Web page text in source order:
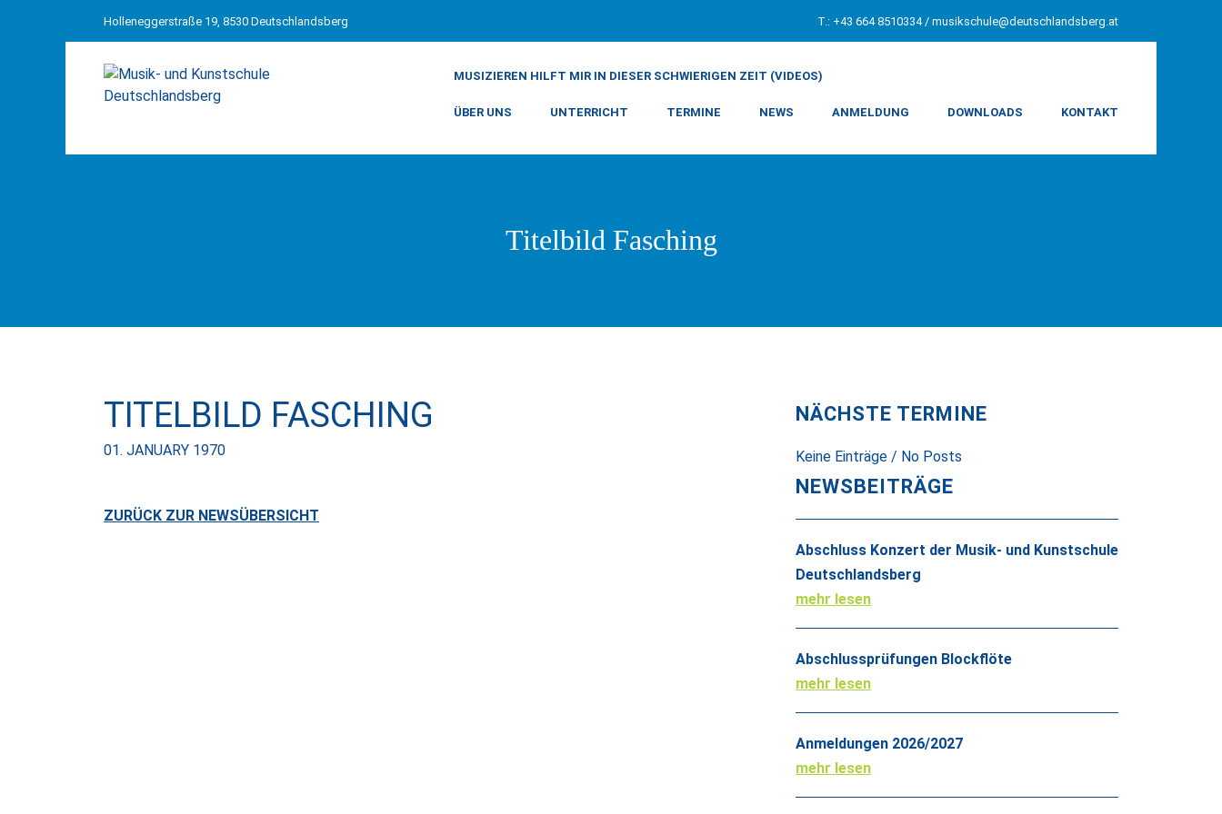
Holleneggerstraße 19, 8530 Deutschlandsberg T.: +43 664 8510334 / musikschule@deutschlandsberg.at
MUSIZIEREN HILFT MIR IN DIESER SCHWIERIGEN ZEIT (VIDEOS)
ÜBER UNS UNTERRICHT TERMINE NEWS ANMELDUNG DOWNLOADS KONTAKT
Titelbild Fasching
TITELBILD FASCHING
01. JANUARY 1970
ZURÜCK ZUR NEWSÜBERSICHT
NÄCHSTE TERMINE
Keine Einträge / No Posts
NEWSBEITRÄGE
Abschluss Konzert der Musik- und Kunstschule
Deutschlandsberg
mehr lesen
Abschlussprüfungen Blockflöte
mehr lesen
Anmeldungen 2026/2027
mehr lesen